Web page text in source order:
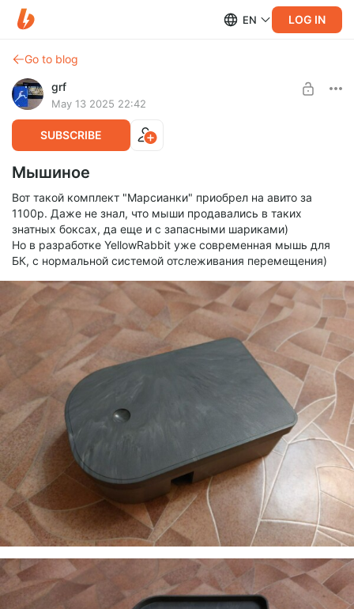
EN LOG IN
Go to blog
grf
May 13 2025 22:42
SUBSCRIBE
Мышиное
Вот такой комплект "Марсианки" приобрел на авито за
1100р. Даже не знал, что мыши продавались в таких
знатных боксах, да еще и с запасными шариками)
Но в разработке YellowRabbit уже современная мышь для
БК, с нормальной системой отслеживания перемещения)